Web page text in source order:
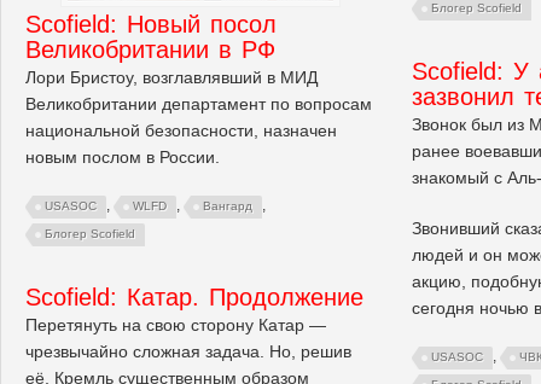
Блогер Scofield
Scofield: Новый посол
Великобритании в РФ
Лори Бристоу, возглавлявший в МИД
Великобритании департамент по вопросам
национальной безопасности, назначен
новым послом в России.
USASOC , WLFD , Вангард ,
Блогер Scofield
Scofield: У
зазвонил
Звонок был из
ранее
знакомый с
Звонивший
людей и он
акцию,
сегодня ночью
USASOC ,
Scofield: Катар. Продолжение
Перетянуть на свою сторону Катар —
чрезвычайно сложная задача. Но, решив
её, Кремль существенным образом